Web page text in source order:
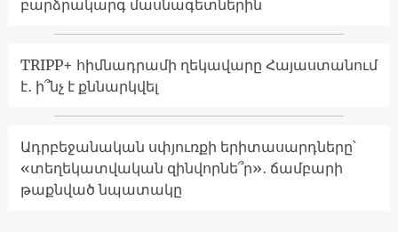
բարձրակարգ մասնագետներին
TRIPP+ հիմնադրամի ղեկավարը Հայաստանում
է․ ի՞նչ է քննարկվել
Ադրբեջանական սփյուռքի երիտասարդները՝
«տեղեկատվական զինվորնե՞ր»․ ճամբարի
թաքնված նպատակը